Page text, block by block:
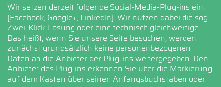
Wir setzen derzeit folgende Social-Media-Plug-ins ein:
[Facebook, Google+, LinkedIn]. Wir nutzen dabei die sog.
Zwei-Klick-Lösung oder eine technisch gleichwertige.
Das heißt, wenn Sie unsere Seite besuchen, werden
zunächst grundsätzlich keine personenbezogenen
Daten an die Anbieter der Plug-ins weitergegeben. Den
Anbieter des Plug-ins erkennen Sie über die Markierung
auf dem Kasten über seinen Anfangsbuchstaben oder